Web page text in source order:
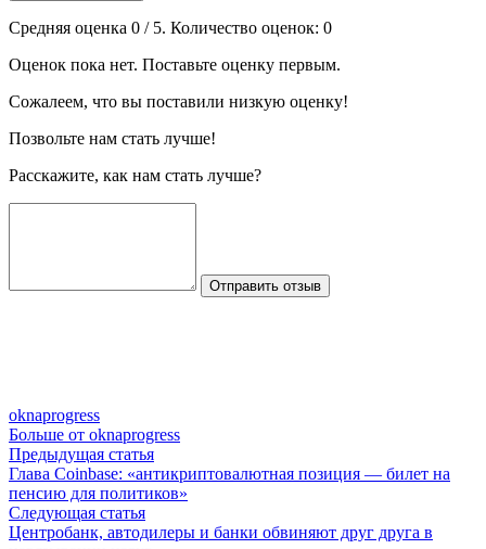
Средняя оценка 0 / 5. Количество оценок: 0
Оценок пока нет. Поставьте оценку первым.
Сожалеем, что вы поставили низкую оценку!
Позвольте нам стать лучше!
Расскажите, как нам стать лучше?
Отправить отзыв
oknaprogress
Больше от oknaprogress
Навигация
по
записям
Предыдущая статьяПредыдущая
статья:
Глава Coinbase: «антикриптовалютная позиция — билет на
пенсию для политиков»
Следующая статьяСледующая
статья:
Центробанк, автодилеры и банки обвиняют друг друга в